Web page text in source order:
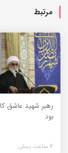
مرتبط
رهبر شهید عاشق
بود
4 ساعت پیش